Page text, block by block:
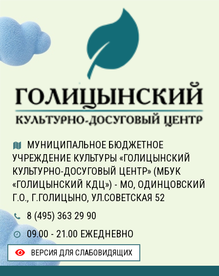
МУНИЦИПАЛЬНОЕ БЮДЖЕТНОЕ
УЧРЕЖДЕНИЕ КУЛЬТУРЫ «ГОЛИЦЫНСКИЙ
КУЛЬТУРНО-ДОСУГОВЫЙ ЦЕНТР» (МБУК
«ГОЛИЦЫНСКИЙ КДЦ») - МО, ОДИНЦОВСКИЙ
Г.О., Г.ГОЛИЦЫНО, УЛ.СОВЕТСКАЯ 52
8 (495) 363 29 90
09.00 - 21.00 ЕЖЕДНЕВНО
ВЕРСИЯ ДЛЯ СЛАБОВИДЯЩИХ